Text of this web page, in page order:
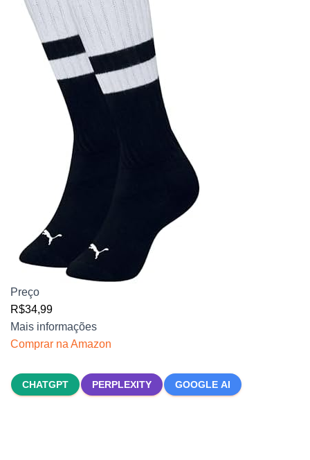
Preço
R$34,99
Mais informações
Comprar na Amazon
CHATGPT PERPLEXITY GOOGLE AI